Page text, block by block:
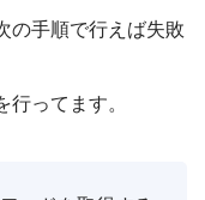
の手順で行えば失敗
ってます。